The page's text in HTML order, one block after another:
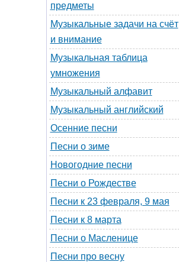
предметы
Музыкальные задачи на счёт
и внимание
Музыкальная таблица
умножения
Музыкальный алфавит
Музыкальный английский
Осенние песни
Песни о зиме
Новогодние песни
Песни о Рождестве
Песни к 23 февраля, 9 мая
Песни к 8 марта
Песни о Масленице
Песни про весну